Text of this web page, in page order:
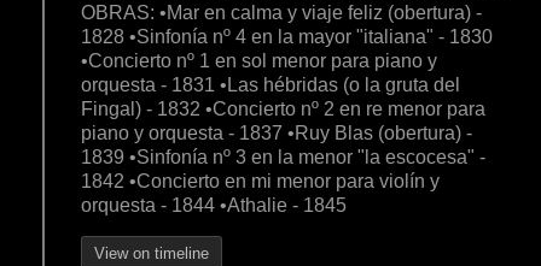
OBRAS: •Mar en calma y viaje feliz (obertura) -
1828 •Sinfonía nº 4 en la mayor "italiana" - 1830
•Concierto nº 1 en sol menor para piano y
orquesta - 1831 •Las hébridas (o la gruta del
Fingal) - 1832 •Concierto nº 2 en re menor para
piano y orquesta - 1837 •Ruy Blas (obertura) -
1839 •Sinfonía nº 3 en la menor "la escocesa" -
1842 •Concierto en mi menor para violín y
orquesta - 1844 •Athalie - 1845
View on timeline